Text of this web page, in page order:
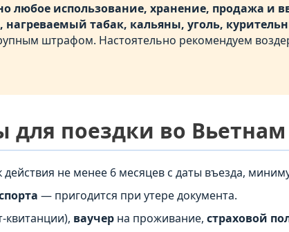
любое использование, хранение, продажа и
нагреваемый табак, кальяны, уголь,
штрафом. Настоятельно рекомендуем
для поездки во Вьетнам
не менее 6 месяцев с даты въезда,
— пригодится при утере документа.
квитанции), ваучер на проживание, страховой